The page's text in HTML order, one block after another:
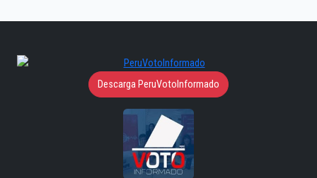
Descarga PeruVotoInformado